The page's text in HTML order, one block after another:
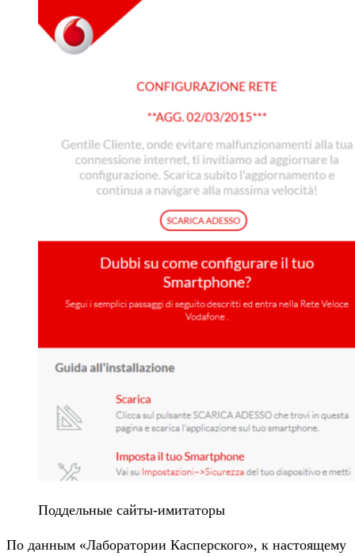
Поддельные сайты-имитаторы
По данным «Лаборатории Касперского», к настоящему